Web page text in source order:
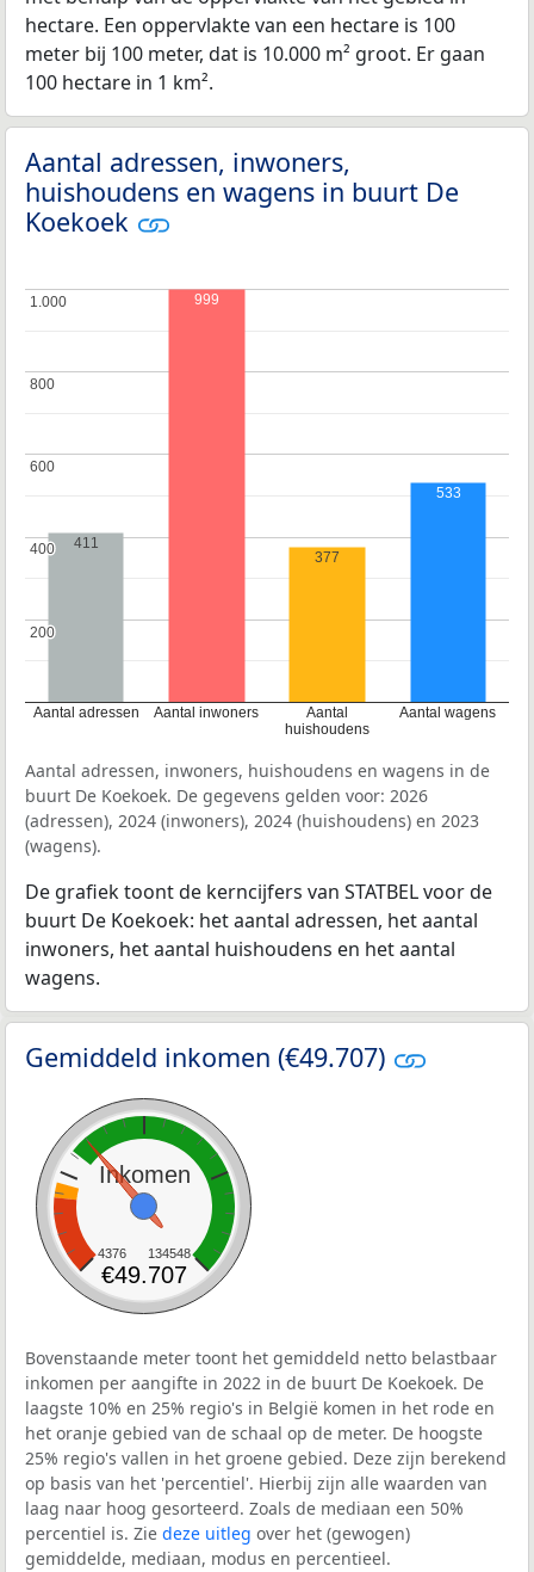
hectare. Een oppervlakte van een hectare is 100
meter bij 100 meter, dat is 10.000 m² groot. Er gaan
100 hectare in 1 km².
Aantal adressen, inwoners,
huishoudens en wagens in buurt De
Koekoek
Aantal adressen Aantal inwoners
Aantal
huishoudens
Aantal wagens
200
200
400
400
600
600
800
800
1.000
1.000
411
999
377
533
Aantal adressen, inwoners, huishoudens en wagens in de
buurt De Koekoek. De gegevens gelden voor: 2026
(adressen), 2024 (inwoners), 2024 (huishoudens) en 2023
(wagens).
De grafiek toont de kerncijfers van STATBEL voor de
buurt De Koekoek: het aantal adressen, het aantal
inwoners, het aantal huishoudens en het aantal
wagens.
Gemiddeld inkomen (€49.707)
Inkomen
4376 134548
€49.707
Bovenstaande meter toont het gemiddeld netto belastbaar
inkomen per aangifte in 2022 in de buurt De Koekoek. De
laagste 10% en 25% regio's in België komen in het rode en
het oranje gebied van de schaal op de meter. De hoogste
25% regio's vallen in het groene gebied. Deze zijn berekend
op basis van het 'percentiel'. Hierbij zijn alle waarden van
laag naar hoog gesorteerd. Zoals de mediaan een 50%
percentiel is. Zie deze uitleg over het (gewogen)
gemiddelde, mediaan, modus en percentieel.